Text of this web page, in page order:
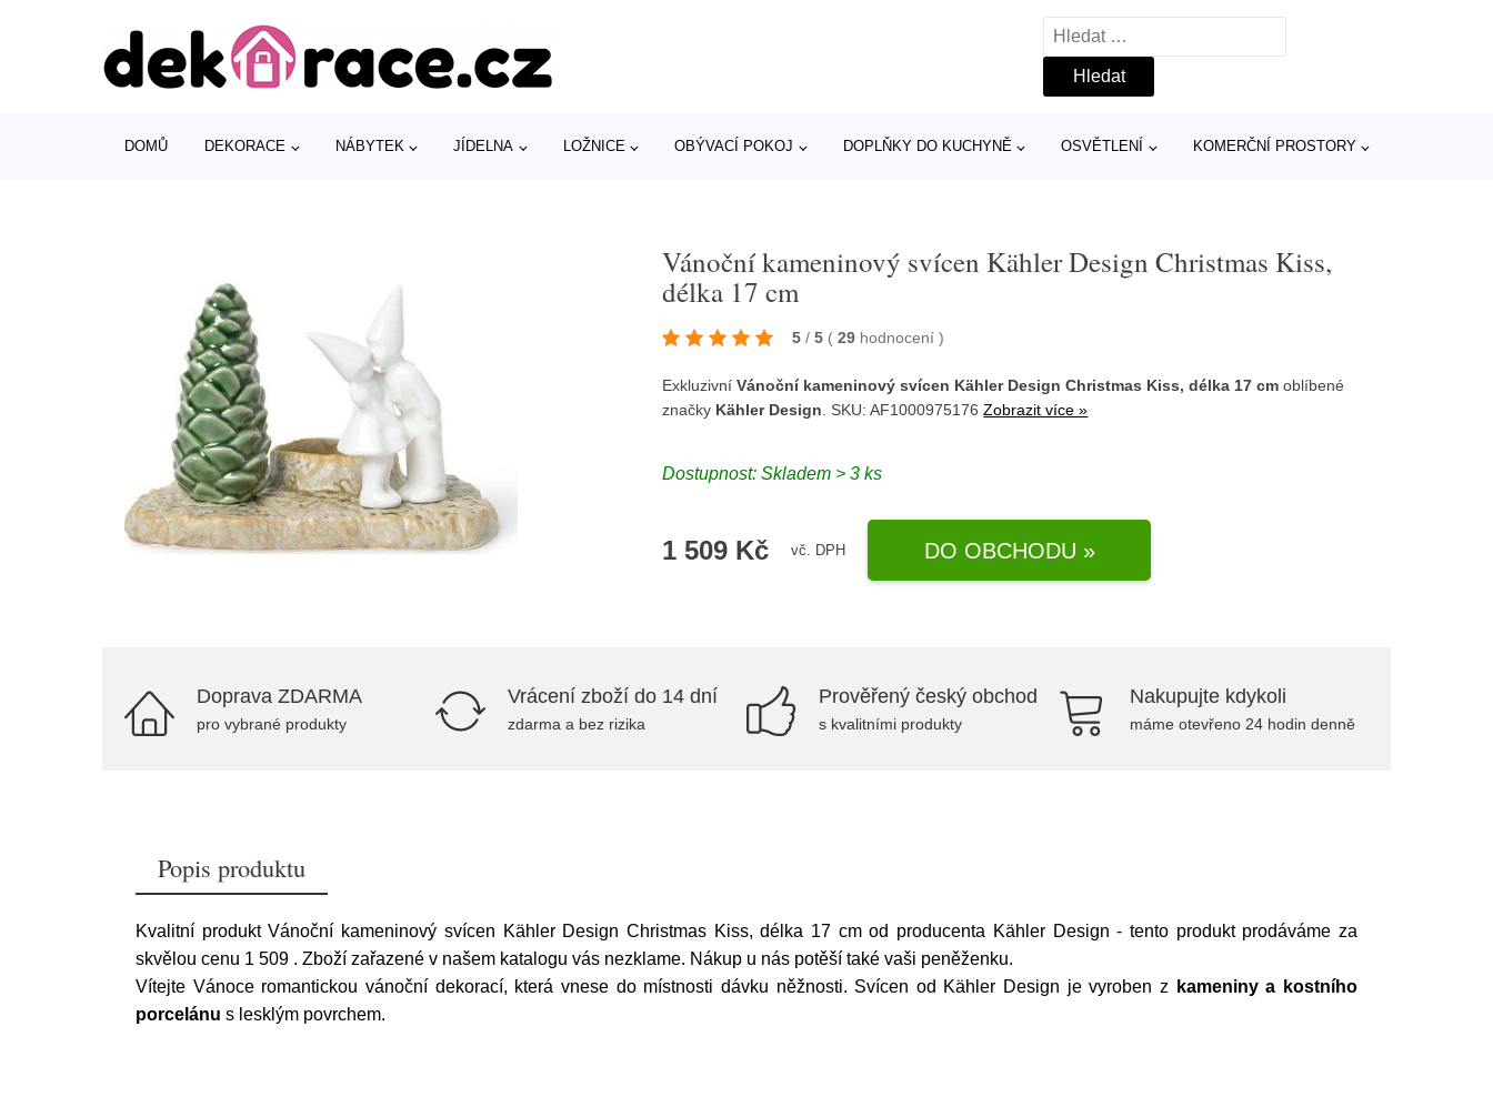
Vyhledávání
DOMŮ DEKORACE NÁBYTEK JÍDELNA LOŽNICE OBÝVACÍ POKOJ DOPLŇKY DO KUCHYNĚ OSVĚTLENÍ KOMERČNÍ PROSTORY
Vánoční kameninový svícen Kähler Design Christmas Kiss,
délka 17 cm
5 / 5 ( 29 hodnocení)
ExkluzivníVánoční kameninový svícen Kähler Design Christmas Kiss, délka 17 cm oblíbené
značky Kähler Design . SKU: AF1000975176Zobrazit více »
Dostupnost: Skladem > 3 ks
1 509 Kč vč. DPH DO OBCHODU »
Doprava ZDARMA
pro vybrané produkty
Vrácení zboží do 14 dní
zdarma a bez rizika
Prověřený český obchod
s kvalitními produkty
Nakupujte kdykoli
máme otevřeno 24 hodin denně
Popis produktu
Kvalitní produkt Vánoční kameninový svícen Kähler Design Christmas Kiss, délka 17 cm od producenta Kähler Design - tento produkt prodáváme za
skvělou cenu 1 509 . Zboží zařazené v našem katalogu vás nezklame. Nákup u nás potěší také vaši peněženku.
Vítejte Vánoce romantickou vánoční dekorací, která vnese do místnosti dávku něžnosti. Svícen od Kähler Design je vyroben z
kameniny a kostního
porcelánu s lesklým povrchem.